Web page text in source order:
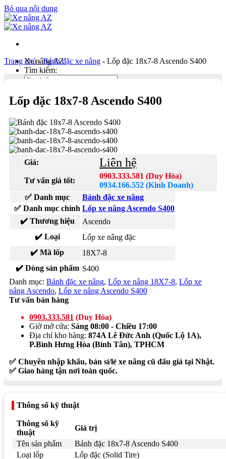
Bỏ qua nội dung
Xe nâng AZ
Tìm kiếm:
Duy Hòa
Kinh Doanh
0934 166 552
Liên hệ
Tìm kiếm:
Trang chủ-Bánh đặc xe nâng - Lốp đặc 18x7-8 Ascendo S400
Lốp đặc 18x7-8 Ascendo S400
Giá: Liên hệ
Tư vấn giá tốt:
0903.333.581 (Duy Hòa)
0934.166.552 (Kinh Doanh)
✅ Danh mục
Bánh đặc xe nâng
✅ Danh mục chính Lốp xe nâng Ascendo S400
✔️ Thương hiệu
Ascendo
✔️ Loại
Lốp xe nâng đặc
✔️ Mã lốp
18X7-8
✔️ Dòng sản phẩm S400
Danh mục: Bánh đặc xe nâng, Lốp xe nâng 18X7-8, Lốp xe
nâng Ascendo, Lốp xe nâng Ascendo S400
Tư vấn bán hàng
0903.333.581 (Duy Hòa)
Giờ mở cửa: Sáng 08:00 - Chiều 17:00
Địa chỉ kho hàng: 874A Lê Đức Anh (Quốc Lộ 1A),
P.Bình Hưng Hòa (Bình Tân), TPHCM
✅ Chuyên nhập khẩu, bán sỉ/lẻ xe nâng cũ đấu giá tại Nhật.
✅ Giao hàng tận nơi toàn quốc.
Thông số kỹ thuật
Thông số kỹ
thuật
Giá trị
Tên sản phẩm
Bánh đặc 18x7-8 Ascendo S400
Loại lốp
Lốp đặc (Solid Tire)